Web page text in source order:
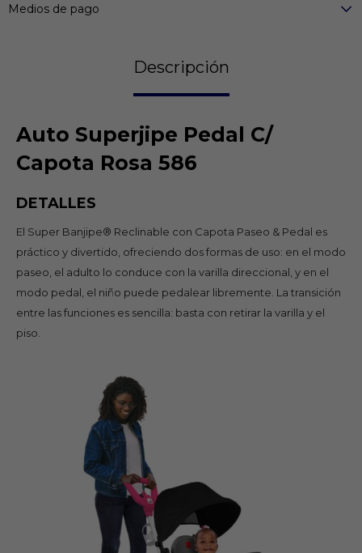
Medios de pago
Descripción
Auto Superjipe Pedal C/
Capota Rosa 586
DETALLES
El Super Banjipe® Reclinable con Capota Paseo & Pedal es
práctico y divertido, ofreciendo dos formas de uso: en el modo
paseo, el adulto lo conduce con la varilla direccional, y en el
modo pedal, el niño puede pedalear libremente. La transición
entre las funciones es sencilla: basta con retirar la varilla y el
piso.